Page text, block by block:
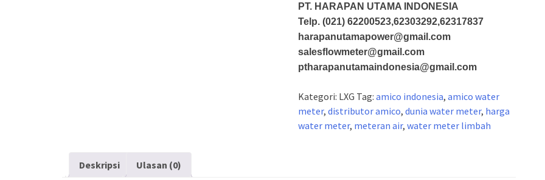
PT. HARAPAN UTAMA INDONESIA
Telp. (021) 62200523,62303292,62317837
harapanutamapower@gmail.com
salesflowmeter@gmail.com
ptharapanutamaindonesia@gmail.com
Kategori: LXG Tag:amico indonesia,amico water
meter,distributor amico,dunia water meter, harga
water meter, meteran air,water meter limbah
Deskripsi Ulasan (0)